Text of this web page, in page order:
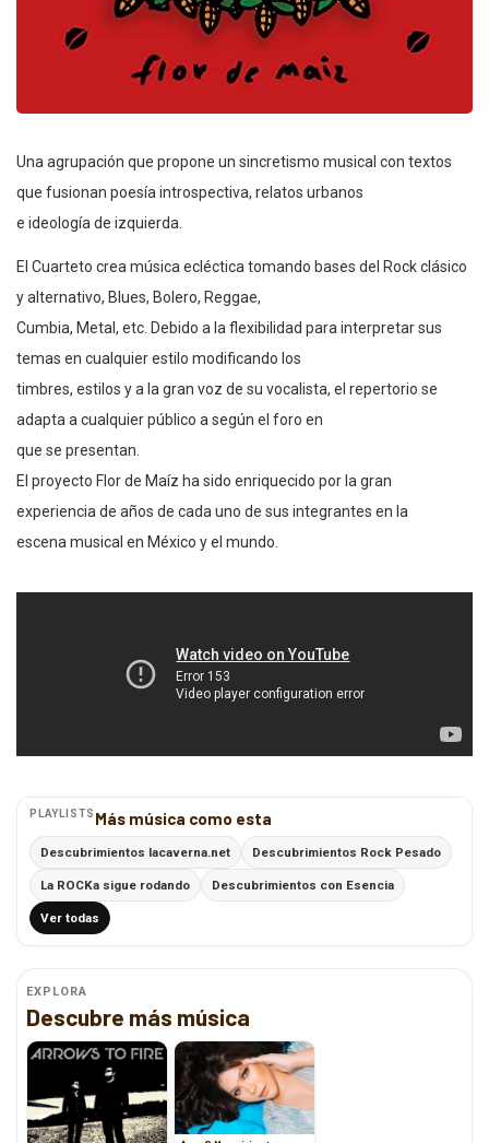
Una agrupación que propone un sincretismo musical con textos
que fusionan poesía introspectiva, relatos urbanos
e ideología de izquierda.
El Cuarteto crea música ecléctica tomando bases del Rock clásico
y alternativo, Blues, Bolero, Reggae,
Cumbia, Metal, etc. Debido a la flexibilidad para interpretar sus
temas en cualquier estilo modificando los
timbres, estilos y a la gran voz de su vocalista, el repertorio se
adapta a cualquier público a según el foro en
que se presentan.
El proyecto Flor de Maíz ha sido enriquecido por la gran
experiencia de años de cada uno de sus integrantes en la
escena musical en México y el mundo.
PLAYLISTS Más música como esta
Descubrimientos lacaverna.net Descubrimientos Rock Pesado
La ROCKa sigue rodando Descubrimientos con Esencia
Ver todas
EXPLORA
Descubre más música